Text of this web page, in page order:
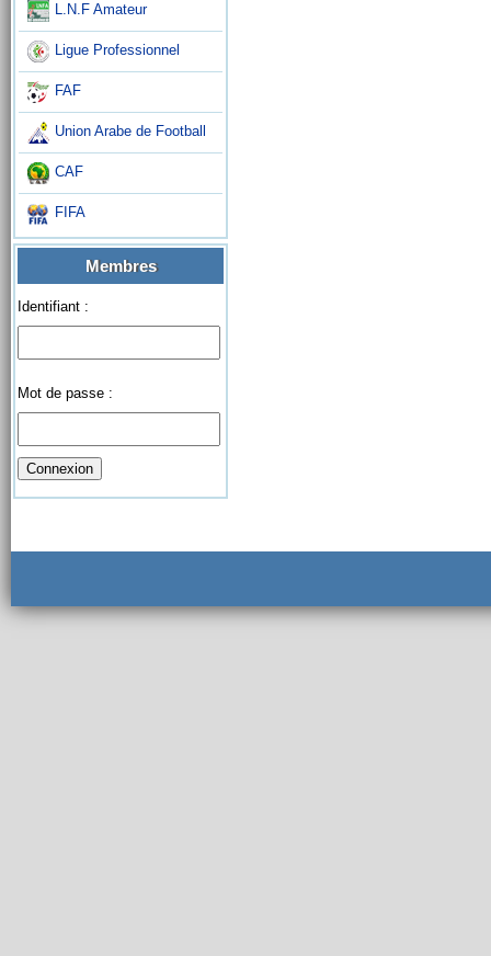
L.N.F Amateur
Ligue Professionnel
FAF
Union Arabe de Football
CAF
FIFA
Membres
Identifiant :
Mot de passe :